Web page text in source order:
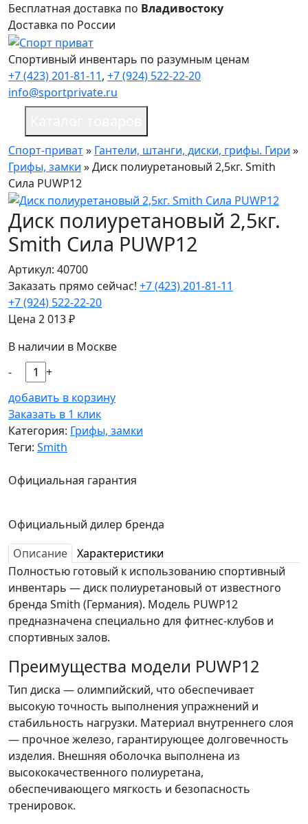
Бесплатная доставка по Владивостоку
Доставка по России
Спортивный инвентарь по разумным ценам
+7 (423) 201-81-11, +7 (924) 522-22-20
info@sportprivate.ru
Спорт-приват» Гантели, штанги, диски, грифы. Гири »
Грифы, замки »Диск полиуретановый 2,5кг. Smith
Сила PUWP12
Диск полиуретановый 2,5кг.
Smith Сила PUWP12
Артикул: 40700
Заказать прямо сейчас! +7 (423) 201-81-11
+7 (924) 522-22-20
Цена 2 013₽
В наличии в Москве
-
+
добавить в корзину
Заказать в 1 клик
Категория: Грифы, замки
Теги: Smith
Официальная гарантия
Официальный дилер бренда
Описание
Характеристики
Полностью готовый к использованию спортивный
инвентарь — диск полиуретановый от известного
бренда Smith (Германия). Модель PUWP12
предназначена специально для фитнес-клубов и
спортивных залов.
Преимущества модели PUWP12
Тип диска — олимпийский, что обеспечивает
высокую точность выполнения упражнений и
стабильность нагрузки. Материал внутреннего слоя
— прочное железо, гарантирующее долговечность
изделия. Внешняя оболочка выполнена из
высококачественного полиуретана,
обеспечивающего мягкость и безопасность
тренировок.